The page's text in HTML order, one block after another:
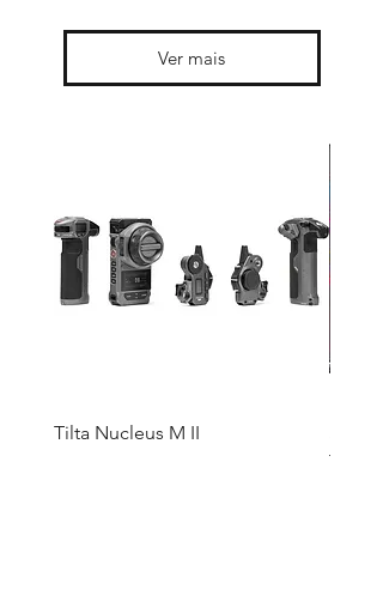
Ver mais
Tilta Nucleus M II
TV